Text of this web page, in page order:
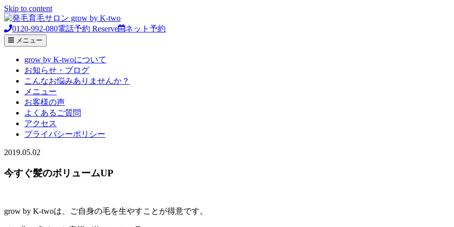
Skip to content
0120-992-080電話予約 Reserve ネット予約
メニュー
grow by K-twoについて
お知らせ・ブログ
こんなお悩みありませんか？
メニュー
お客様の声
よくあるご質問
アクセス
プライバシーポリシー
2019.05.02
今すぐ髪のボリュームUP
grow by K-twoは、ご自身の毛を生やすことが得意です。